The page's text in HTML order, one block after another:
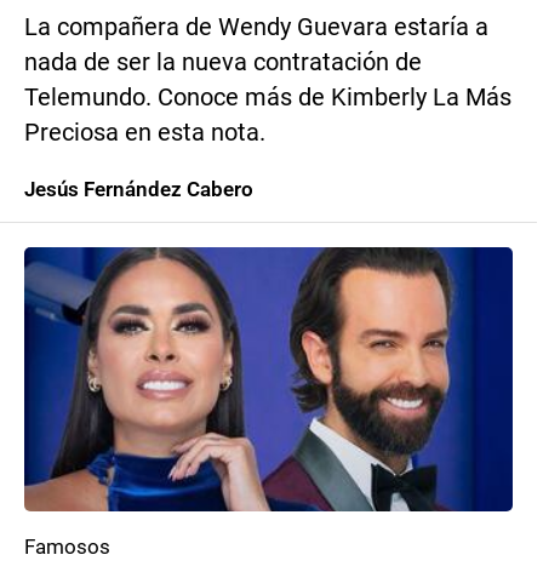
La compañera de Wendy Guevara estaría a
nada de ser la nueva contratación de
Telemundo. Conoce más de Kimberly La Más
Preciosa en esta nota.
Jesús Fernández Cabero
Famosos